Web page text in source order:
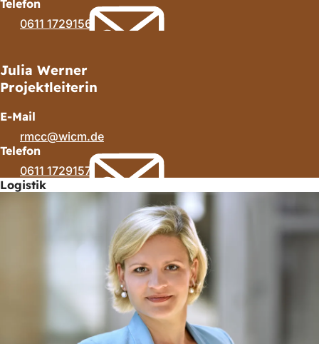
Telefon
0611 1729156
Julia Werner
Projektleiterin
E-Mail
rmcc
wicm de
Telefon
0611 1729157
Logistik